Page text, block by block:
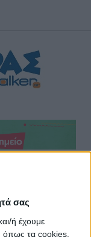
σας
ή έχουμε
όπως τα cookies,